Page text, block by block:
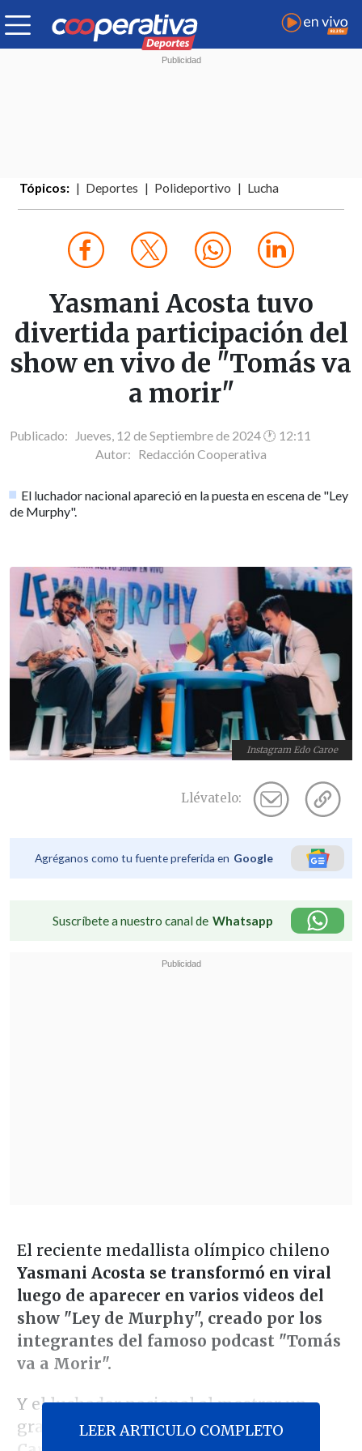
Tópicos: Deportes Polideportivo Lucha
Yasmani Acosta tuvo
divertida participación del
show en vivo de "Tomás va
a morir"
Publicado: Jueves, 12 de Septiembre de 2024 🕐 12:11
Autor: Redacción Cooperativa
El luchador nacional apareció en la puesta en escena de "Ley
de Murphy".
Instagram Edo Caroe
Llévatelo:
Agréganos como tu fuente preferida en Google
Suscríbete a nuestro canal de Whatsapp
El reciente medallista olímpico chileno
Yasmani Acosta se transformó en viral
luego de aparecer en varios videos del
show "Ley de Murphy", creado por los
integrantes del famoso podcast "Tomás
va a Morir".
Y el luchador nacional al mostrar un
gran sentido del humor.Primero Edo
LEER ARTICULO COMPLETO